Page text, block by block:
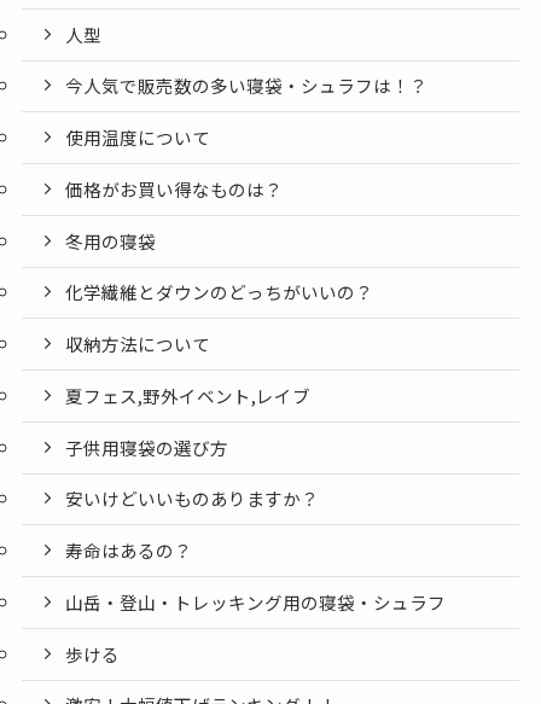
人型
今人気で販売数の多い寝袋・シュラフは！？
使用温度について
価格がお買い得なものは？
冬用の寝袋
化学繊維とダウンのどっちがいいの？
収納方法について
夏フェス,野外イベント,レイブ
子供用寝袋の選び方
安いけどいいものありますか？
寿命はあるの？
山岳・登山・トレッキング用の寝袋・シュラフ
歩ける